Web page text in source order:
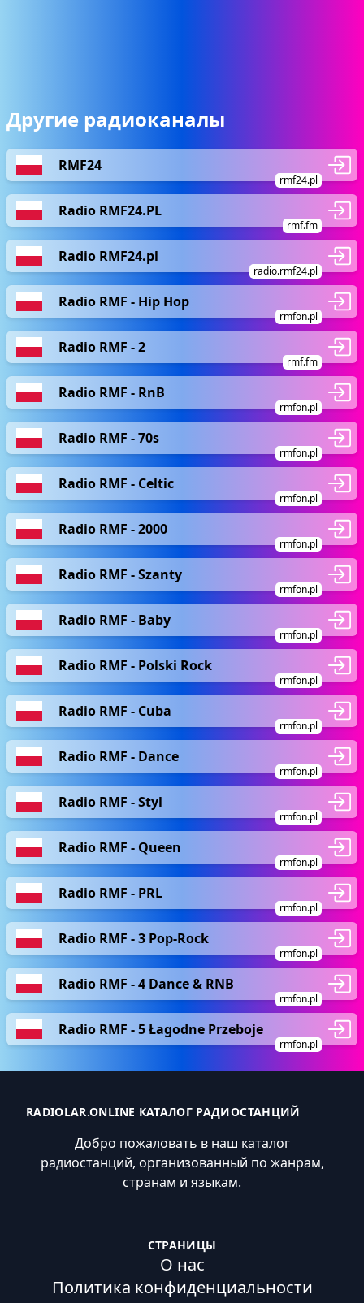
Другие радиоканалы
RMF24
rmf24.pl
Radio RMF24.PL
rmf.fm
Radio RMF24.pl
radio.rmf24.pl
Radio RMF - Hip Hop
rmfon.pl
Radio RMF - 2
rmf.fm
Radio RMF - RnB
rmfon.pl
Radio RMF - 70s
rmfon.pl
Radio RMF - Celtic
rmfon.pl
Radio RMF - 2000
rmfon.pl
Radio RMF - Szanty
rmfon.pl
Radio RMF - Baby
rmfon.pl
Radio RMF - Polski Rock
rmfon.pl
Radio RMF - Cuba
rmfon.pl
Radio RMF - Dance
rmfon.pl
Radio RMF - Styl
rmfon.pl
Radio RMF - Queen
rmfon.pl
Radio RMF - PRL
rmfon.pl
Radio RMF - 3 Pop-Rock
rmfon.pl
Radio RMF - 4 Dance & RNB
rmfon.pl
Radio RMF - 5 Łagodne Przeboje
rmfon.pl
RADIOLAR.ONLINE КАТАЛОГ РАДИОСТАНЦИЙ
Добро пожаловать в наш каталог
радиостанций, организованный по жанрам,
странам и языкам.
СТРАНИЦЫ
О нас
Политика конфиденциальности